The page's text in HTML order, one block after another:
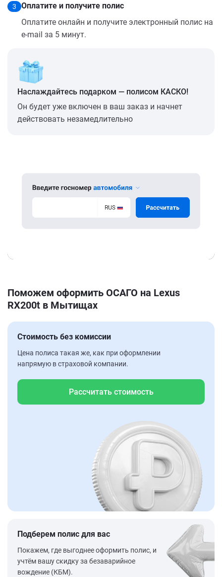
3
Оплатите и получите полис
Оплатите онлайн и получите электронный полис на
e-mail за 5 минут.
Наслаждайтесь подарком — полисом КАСКО!
Он будет уже включен в ваш заказ и начнет
действовать незамедлительно
Поможем оформить ОСАГО на Lexus
RX200t в Мытищах
Стоимость без комиссии
Цена полиса такая же, как при оформлении
напрямую в страховой компании.
Рассчитать стоимость
Подберем полис для вас
Покажем, где выгоднее оформить полис, и
учтём вашу скидку за безаварийное
вождение (КБМ).